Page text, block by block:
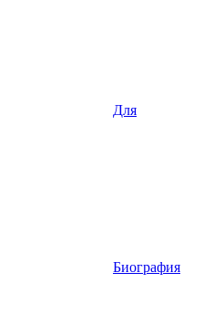
Для
Биография